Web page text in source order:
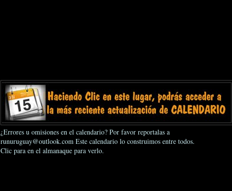
¿Errores u omisiones en el calendario? Por favor reportalas a
runuruguay@outlook.com Este calendario lo construimos entre todos.
Clic para en el almanaque para verlo.